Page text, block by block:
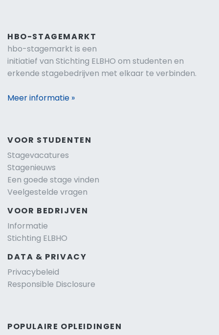
HBO-STAGEMARKT
hbo-stagemarkt is een
initiatief van Stichting ELBHO om studenten en
erkende stagebedrijven met elkaar te verbinden.
Meer informatie »
VOOR STUDENTEN
Stagevacatures
Stagenieuws
Een goede stage vinden
Veelgestelde vragen
VOOR BEDRIJVEN
Informatie
Stichting ELBHO
DATA & PRIVACY
Privacybeleid
Responsible Disclosure
POPULAIRE OPLEIDINGEN